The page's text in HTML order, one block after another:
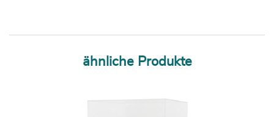
ähnliche Produkte